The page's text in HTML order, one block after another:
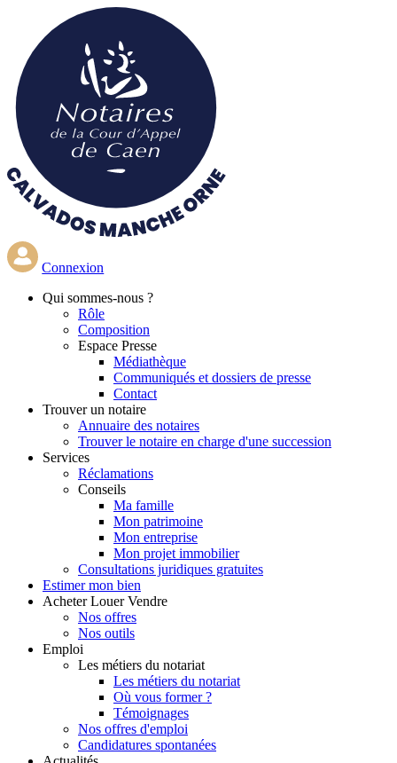
contenu
principal
Connexion
Qui sommes-nous ?
Rôle
Composition
Espace Presse
Médiathèque
Communiqués et dossiers de presse
Contact
Trouver un notaire
Annuaire des notaires
Trouver le notaire en charge d'une succession
Services
Réclamations
Conseils
Ma famille
Mon patrimoine
Mon entreprise
Mon projet immobilier
Consultations juridiques gratuites
Estimer mon bien
Acheter Louer Vendre
Nos offres
Nos outils
Emploi
Les métiers du notariat
Les métiers du notariat
Où vous former ?
Témoignages
Nos offres d'emploi
Candidatures spontanées